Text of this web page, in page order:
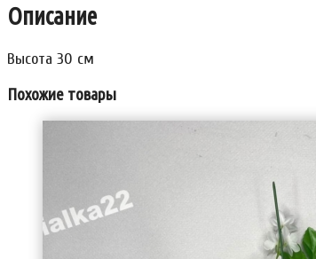
Описание
Высота 30 см
Похожие товары